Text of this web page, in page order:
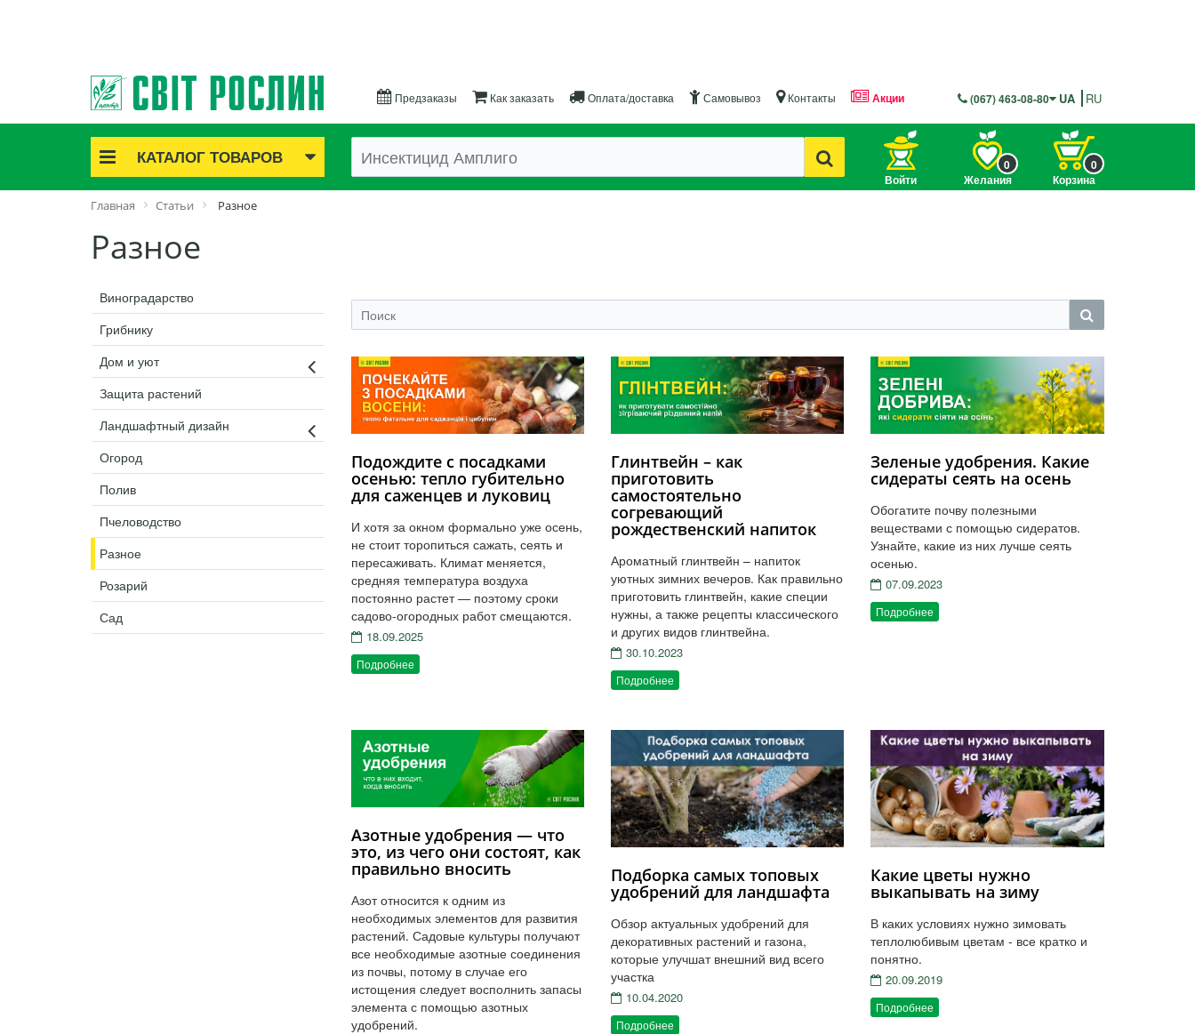
Предзаказы Как заказать Оплата/доставка Самовывоз Контакты Акции (067) 463-08-80 UA RU
КАТАЛОГ ТОВАРОВ
Акционные товары
Саженцы роз
Семенной картофель
Семена и рассада
Саженцы декоративные
Удобрения
Для комнатных растений
Для ландшафтного дизайна
Инструменты и инвентарь
Виноделие
Пчеловодство
Мицелий грибов
Войти Желания
0
Корзина
0
Главная Статьи Разное
Разное
Виноградарство
Грибнику
Дом и уют
Защита растений
Ландшафтный дизайн
Огород
Полив
Пчеловодство
Разное
Розарий
Сад
Подождите с посадками
осенью: тепло губительно
для саженцев и луковиц
И хотя за окном формально уже осень,
не стоит торопиться сажать, сеять и
пересаживать. Климат меняется,
средняя температура воздуха
постоянно растет — поэтому сроки
садово-огородных работ смещаются.
18.09.2025
Подробнее
Глинтвейн – как
приготовить
самостоятельно
согревающий
рождественский напиток
Ароматный глинтвейн – напиток
уютных зимних вечеров. Как правильно
приготовить глинтвейн, какие специи
нужны, а также рецепты классического
и других видов глинтвейна.
30.10.2023
Подробнее
Зеленые удобрения. Какие
сидераты сеять на осень
Обогатите почву полезными
веществами с помощью сидератов.
Узнайте, какие из них лучше сеять
осенью.
07.09.2023
Подробнее
Азотные удобрения — что
это, из чего они состоят, как
правильно вносить
Азот относится к одним из
необходимых элементов для развития
растений. Садовые культуры получают
все необходимые азотные соединения
из почвы, потому в случае его
истощения следует восполнить запасы
элемента с помощью азотных
удобрений.
Подборка самых топовых
удобрений для ландшафта
Обзор актуальных удобрений для
декоративных растений и газона,
которые улучшат внешний вид всего
участка
10.04.2020
Подробнее
Какие цветы нужно
выкапывать на зиму
В каких условиях нужно зимовать
теплолюбивым цветам - все кратко и
понятно.
20.09.2019
Подробнее